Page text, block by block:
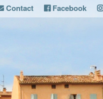
Contact Facebook